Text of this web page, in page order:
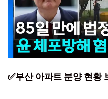
✅부산 아파트 분양 현황